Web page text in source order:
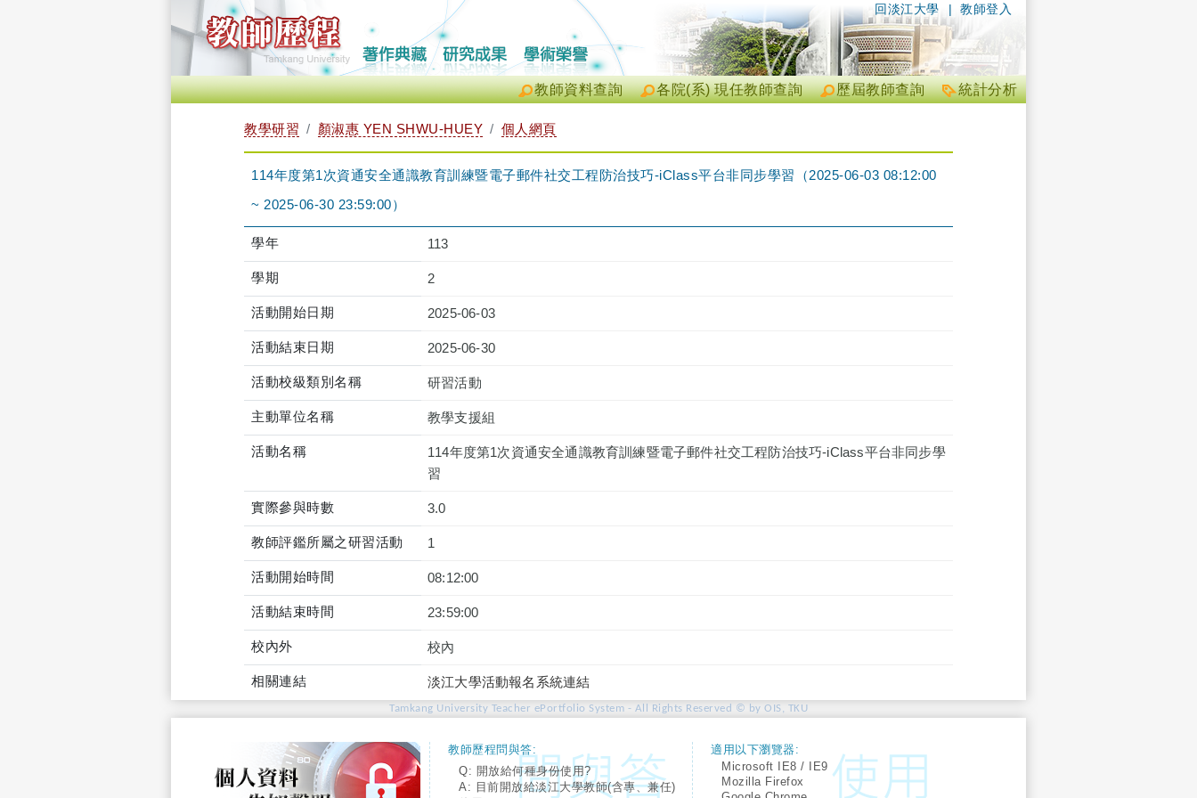
| 教師登入
回淡江大學
統計分析
歷屆教師查詢
各院(系) 現任教師查詢
教師資料查詢
教學研習 顏淑惠 YEN SHWU-HUEY 個人網頁
114年度第1次資通安全通識教育訓練暨電子郵件社交工程防治技巧-iClass平台非同步學習（2025-06-03 08:12:00
~ 2025-06-30 23:59:00）
學年 113
學期 2
活動開始日期 2025-06-03
活動結束日期 2025-06-30
活動校級類別名稱 研習活動
主動單位名稱 教學支援組
活動名稱
114年度第1次資通安全通識教育訓練暨電子郵件社交工程防治技巧-iClass平台非同步學
習
實際參與時數 3.0
教師評鑑所屬之研習活動 1
活動開始時間 08:12:00
活動結束時間 23:59:00
校內外 校內
相關連結 淡江大學活動報名系統連結
Tamkang University Teacher ePortfolio System - All Rights Reserved © by OIS, TKU
教師歷程問與答:
Q: 開放給何種身份使用?
A: 目前開放給淡江大學教師(含專、兼任)
適用以下瀏覽器:
Microsoft IE8 / IE9
Mozilla Firefox